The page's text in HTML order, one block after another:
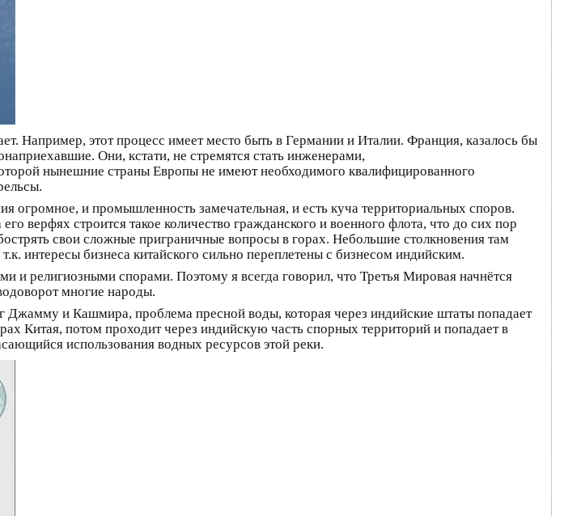
Например, этот процесс имеет место быть в Германии и Италии. Франция, казалось бы
Они, кстати, не стремятся стать инженерами,
нынешние страны Европы не имеют необходимого квалифицированного
огромное, и промышленность замечательная, и есть куча территориальных споров.
верфях строится такое количество гражданского и военного флота, что до сих пор
свои сложные приграничные вопросы в горах. Небольшие столкновения там
интересы бизнеса китайского сильно переплетены с бизнесом индийским.
и религиозными спорами. Поэтому я всегда говорил, что Третья Мировая начнётся
многие народы.
и Кашмира, проблема пресной воды, которая через индийские штаты попадает
Китая, потом проходит через индийскую часть спорных территорий и попадает в
использования водных ресурсов этой реки.